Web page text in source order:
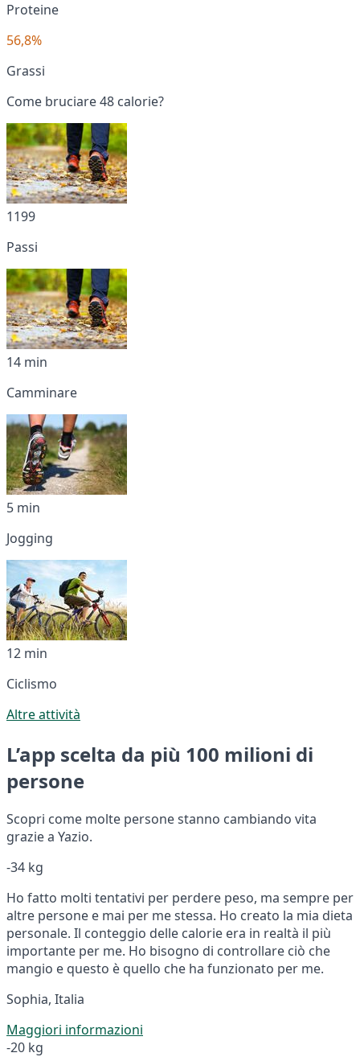
Proteine
56,8%
Grassi
Come bruciare 48 calorie?
1199
Passi
14 min
Camminare
5 min
Jogging
12 min
Ciclismo
Altre attività
L’app scelta da più 100 milioni di
persone
Scopri come molte persone stanno cambiando vita
grazie a Yazio.
-34 kg
Ho fatto molti tentativi per perdere peso, ma sempre per
altre persone e mai per me stessa. Ho creato la mia dieta
personale. Il conteggio delle calorie era in realtà il più
importante per me. Ho bisogno di controllare ciò che
mangio e questo è quello che ha funzionato per me.
Sophia, Italia
Maggiori informazioni
-20 kg